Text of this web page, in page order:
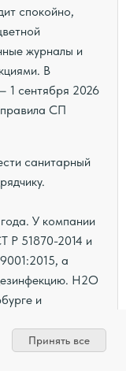
спокойно,
журналы и
В
1 сентября 2026
СП
санитарный
У компании
Р 51870-2014 и
а
H2O
и
Принять все